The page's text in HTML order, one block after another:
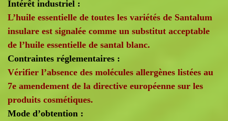
Intérêt industriel :
L’huile essentielle de toutes les variétés de Santalum
insulare est signalée comme un substitut acceptable
de l’huile essentielle de santal blanc.
Contraintes réglementaires :
Vérifier l’absence des molécules allergènes listées au
7e amendement de la directive européenne sur les
produits cosmétiques.
Mode d’obtention :